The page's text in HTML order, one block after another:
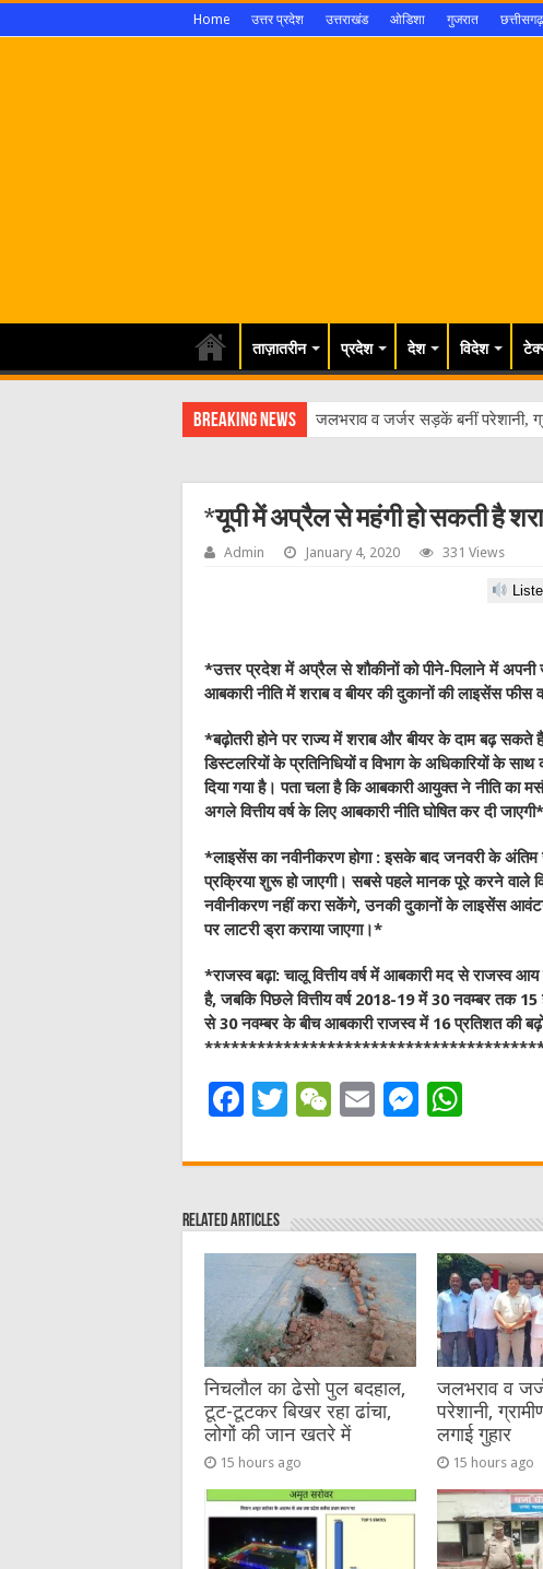
Home उत्तर प्रदेश उत्तराखंड ओडिशा गुजरात छत्तीसगढ़
ताज़ातरीन प्रदेश देश विदेश
Breaking News जलभराव व जर्जर सड़कें बनीं परेशानी,
*यूपी में अप्रैल से महंगी हो सकती है
Admin January 4, 2020 331 Views
*उत्तर प्रदेश में अप्रैल से शौकीनों को पीने-पिलाने में अपनी
आबकारी नीति में शराब व बीयर की दुकानों की लाइसेंस फीस
*बढ़ोतरी होने पर राज्य में शराब और बीयर के दाम बढ़ सकते
डिस्टलरियों के प्रतिनिधियों व विभाग के अधिकारियों के
दिया गया है। पता चला है कि आबकारी आयुक्त ने नीति का
अगले वित्तीय वर्ष के लिए आबकारी नीति घोषित कर दी
*लाइसेंस का नवीनीकरण होगा : इसके बाद जनवरी के
प्रक्रिया शुरू हो जाएगी। सबसे पहले मानक पूरे करने वाले
नवीनीकरण नहीं करा सकेंगे, उनकी दुकानों के लाइसेंस
पर लाटरी ड्रा कराया जाएगा।*
*राजस्व बढ़ा: चालू वित्तीय वर्ष में आबकारी मद से राजस्व
है, जबकि पिछले वित्तीय वर्ष 2018-19 में 30 नवम्बर तक
से 30 नवम्बर के बीच आबकारी राजस्व में 16 प्रतिशत की
F
c
e
b
o
o
k
T
it
r
W
C
at
E
ai
M
ss
n
g
er
at
A
p
p
Related Articles
निचलौल का ढेसो पुल बदहाल,
टूट-टूटकर बिखर रहा ढांचा,
लोगों की जान खतरे में
15 hours ago
जलभराव व
परेशानी,
लगाई गुहार
15 hours ago